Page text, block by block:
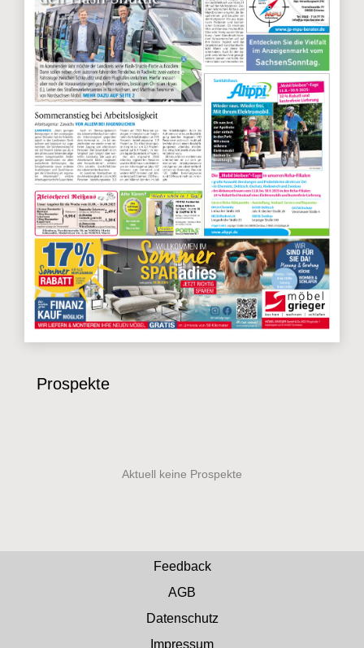
Prospekte
Feedback
AGB
Datenschutz
Impressum